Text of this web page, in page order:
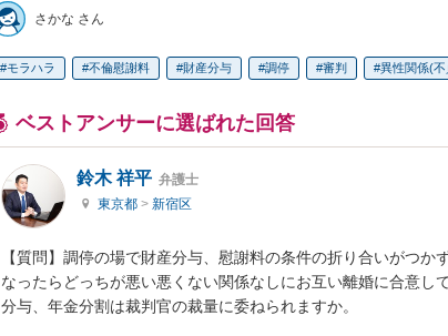
さかな さん
モラハラ 不倫慰謝料 財産分与 調停 審判 異性関係(不
ベストアンサーに選ばれた回答
鈴木 祥平 弁護士
東京都 > 新宿区
【質問】調停の場で財産分与、慰謝料の条件の折り合いがつか
なったらどっちが悪い悪くない関係なしにお互い離婚に合意し
分与、年金分割は裁判官の裁量に委ねられますか。